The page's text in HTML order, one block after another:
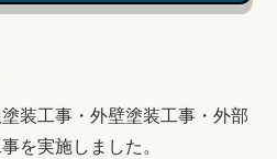
装工事・外壁塗装工事・外部
を実施しました。